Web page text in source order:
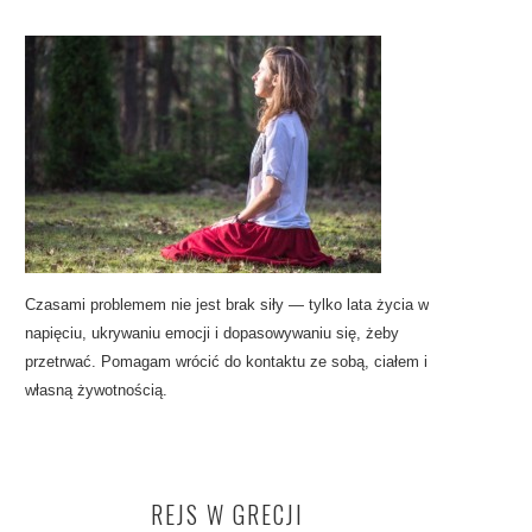
Czasami problemem nie jest brak siły — tylko lata życia w
napięciu, ukrywaniu emocji i dopasowywaniu się, żeby
przetrwać. Pomagam wrócić do kontaktu ze sobą, ciałem i
własną żywotnością.
REJS W GRECJI